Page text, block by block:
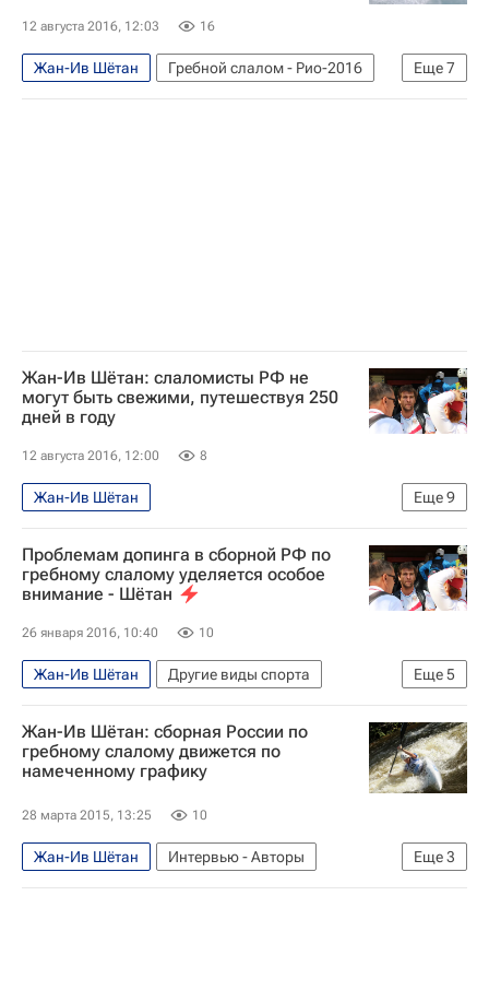
Сборная России - Рио-2016
Летние Олимпийские игры 2016
12 августа 2016, 12:03 16
Еще7
Жан-Ив Шётан
Гребной слалом - Рио-2016
Другие виды спорта
Рио-2016
Жан-Ив Шётан: слаломисты РФ не
могут быть свежими, путешествуя 250
дней в году
12 августа 2016, 12:00 8
Еще9
Жан-Ив Шётан
Аналитика и интервью - Рио-2016
Другие виды спорта
Рио-2016
Олимпийские игры
Новости - Рио-2016
Сборная России - Рио-2016
Летние Олимпийские игры 2016
Проблемам допинга в сборной РФ по
гребному слалому уделяется особое
внимание - Шётан
26 января 2016, 10:40 10
Еще5
Жан-Ив Шётан
Другие виды спорта
Допинг
Всероссийская федерация легкой атлетики (ВФЛА)
Летние Олимпийские игры 2016
Сборная России по гребному слалому
Федерация гребного спорта России (ФГСР)
Жан-Ив Шётан: сборная России по
гребному слалому движется по
намеченному графику
28 марта 2015, 13:25 10
Еще3
Жан-Ив Шётан
Интервью - Авторы
Аналитика
Другие виды спорта